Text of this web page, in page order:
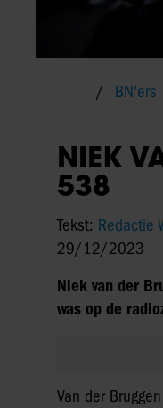
BN'ers
NIEK
538
Tekst: Redactie
29/12/2023
Niek van der
was op de
Van der